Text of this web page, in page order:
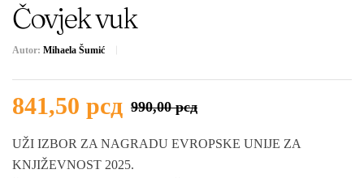
Čovjek vuk
Autor: Mihaela Šumić
990,00рсд
841,50 рсд
UŽI IZBOR ZA NAGRADU EVROPSKE UNIJE ZA
KNJIŽEVNOST 2025.